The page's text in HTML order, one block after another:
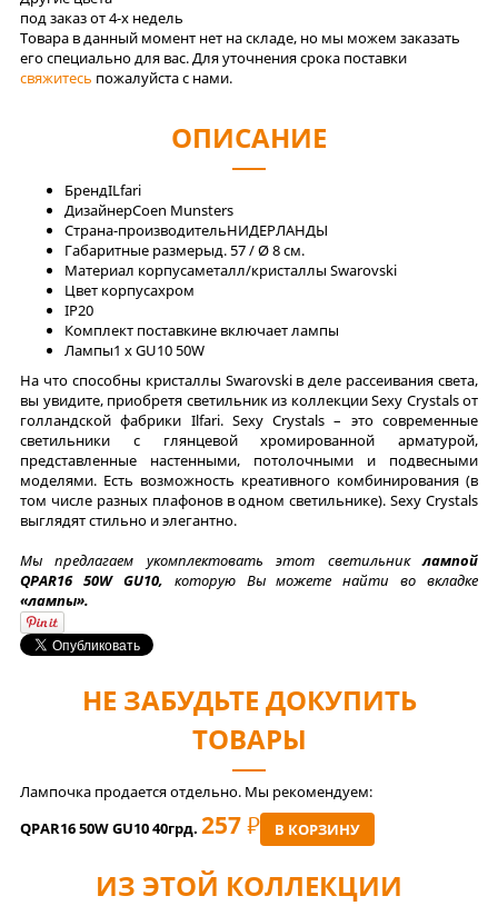
под заказ от 4-x недель
Товара в данный момент нет на складе, но мы можем заказать
его специально для вас. Для уточнения срока поставки
свяжитесь пожалуйста с нами.
ОПИСАНИЕ
БрендILfari
ДизайнерCoen Munsters
Страна-производительНИДЕРЛАНДЫ
Габаритные размерыд. 57 / Ø 8 см.
Материал корпусаметалл/кристаллы Swarovski
Цвет корпусахром
IP20
Комплект поставкине включает лампы
Лaмпы1 x GU10 50W
На что способны кристаллы Swarovski в деле рассеивания света,
вы увидите, приобретя светильник из коллекции Sexy Crystals от
голландской фабрики Ilfari. Sexy Crystals – это современные
светильники с глянцевой хромированной арматурой,
представленные настенными, потолочными и подвесными
моделями. Есть возможность креативного комбинирования (в
том числе разных плафонов в одном светильнике). Sexy Crystals
выглядят стильно и элегантно.
Мы предлагаем укомплектовать этот светильниклампой
QPAR16 50W GU10, которую Вы можете найти во вкладке
«лампы».
НЕ ЗАБУДЬТЕ ДОКУПИТЬ
ТОВАРЫ
Лампочка продается отдельно. Мы рекомендуем:
QPAR16 50W GU10 40грд. 257 РУБ В КОРЗИНУ
ИЗ ЭТОЙ КОЛЛЕКЦИИ